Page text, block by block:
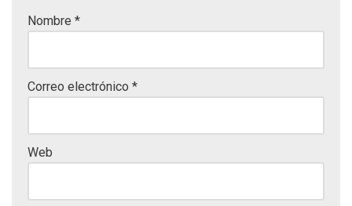
Nombre *
Correo electrónico *
Web